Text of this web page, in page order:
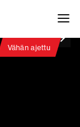
Vähän ajettu